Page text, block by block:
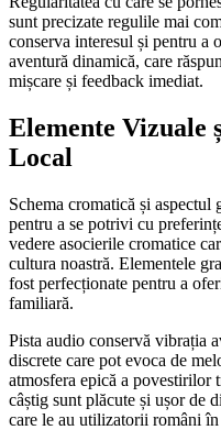
sunt precizate regulile mai
conserva interesul și pentru a
aventură dinamică, care
mișcare și feedback imediat.
Elemente Vizuale
Local
Schema cromatică și aspectul
pentru a se potrivi cu
vedere asocierile cromatice
cultura noastră. Elementele
fost perfecționate pentru a
familiară.
Pista audio conservă vibrația
discrete care pot evoca de
atmosfera epică a povestirilor
câștig sunt plăcute și ușor de
care le au utilizatorii români